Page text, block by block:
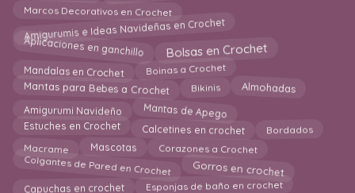
Marcos Decorativos en Crochet
Amigurumis e Ideas Navideñas en Crochet
Aplicaciones en ganchillo Bolsas en Crochet
Mandalas en Crochet Boinas a Crochet
Mantas para Bebes a Crochet Bikinis Almohadas
Amigurumi Navideño Mantas de Apego
Estuches en Crochet Calcetines en crochet Bordados
Macrame Mascotas Corazones a Crochet
Colgantes de Pared en Crochet Gorros en crochet
Capuchas en crochet Esponjas de baño en crochet